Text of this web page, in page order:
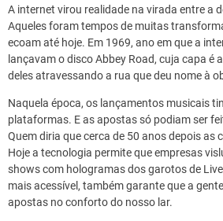
A internet virou realidade na virada entre a
Aqueles foram tempos de muitas
ecoam até hoje. Em 1969, ano em que a
lançavam o disco Abbey Road, cuja capa é
deles atravessando a rua que deu nome à
Naquela época, os lançamentos musicais
plataformas. E as apostas só podiam ser
Quem diria que cerca de 50 anos depois as
Hoje a tecnologia permite que empresas
shows com hologramas dos garotos de
mais acessível, também garante que a
apostas no conforto do nosso lar.